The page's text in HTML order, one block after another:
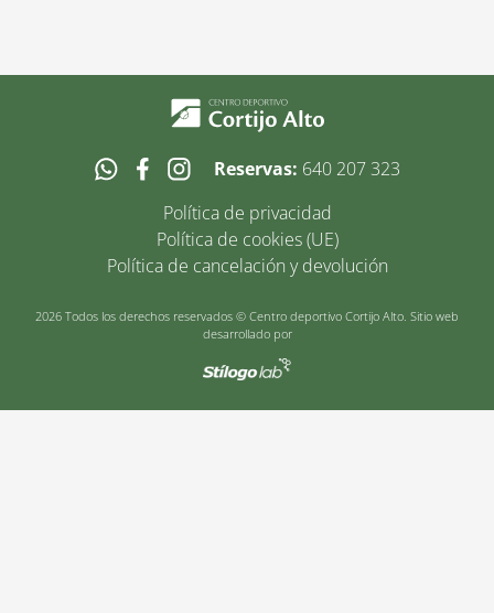
Reservas: 640 207 323
Política de privacidad
Política de cookies (UE)
Política de cancelación y devolución
2026 Todos los derechos reservados © Centro deportivo Cortijo Alto. Sitio web
desarrollado por